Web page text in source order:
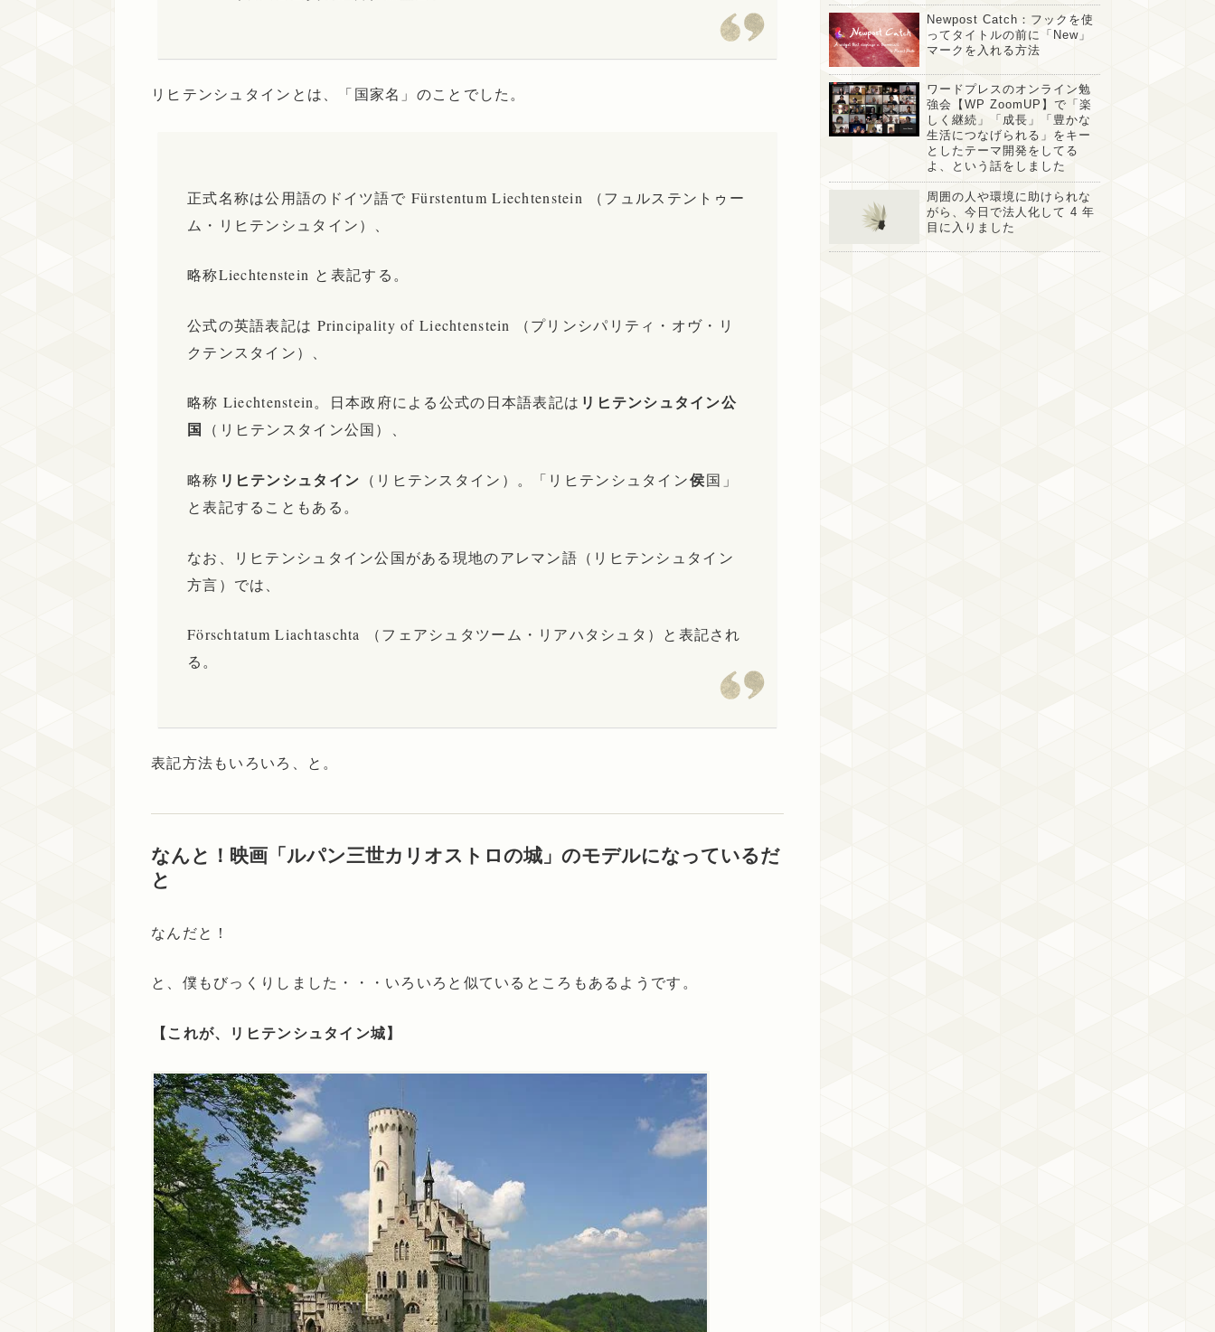
リヒテンシュタインとは、「国家名」のことでした。
正式名称は公用語のドイツ語で Fürstentum Liechtenstein （フュルステントゥー
ム・リヒテンシュタイン）、
略称Liechtenstein と表記する。
公式の英語表記は Principality of Liechtenstein （プリンシパリティ・オヴ・リ
クテンスタイン）、
略称 Liechtenstein。日本政府による公式の日本語表記は リヒテンシュタイン公
国
（リヒテンスタイン公国）、
略称 リヒテンシュタイン （リヒテンスタイン）。「リヒテンシュタイン侯国」
と表記することもある。
なお、リヒテンシュタイン公国がある現地のアレマン語（リヒテンシュタイン
方言）では、
Förschtatum Liachtaschta （フェアシュタツーム・リアハタシュタ）と表記され
る。
表記方法もいろいろ、と。
なんと！映画「ルパン三世カリオストロの城」のモデルになっているだ
と
なんだと！
と、僕もびっくりしました・・・いろいろと似ているところもあるようです。
【これが、リヒテンシュタイン城】
Newpost Catch：フックを使
ってタイトルの前に「New」
マークを入れる方法
ワードプレスのオンライン勉
強会【WP ZoomUP】で「楽
しく継続」「成長」「豊かな
生活につなげられる」をキー
としたテーマ開発をしてる
よ、という話をしました
周囲の人や環境に助けられな
がら、今日で法人化して 4 年
目に入りました